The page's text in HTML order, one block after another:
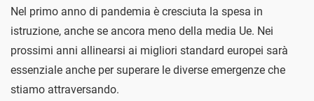
Nel primo anno di pandemia è cresciuta la spesa in
istruzione, anche se ancora meno della media Ue. Nei
prossimi anni allinearsi ai migliori standard europei sarà
essenziale anche per superare le diverse emergenze che
stiamo attraversando.